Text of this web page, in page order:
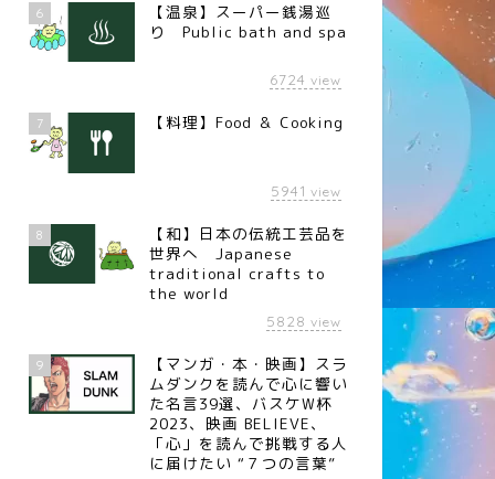
6
【温泉】スーパー銭湯巡
り Public bath and spa
6724 view
7 【料理】Food ＆ Cooking
5941 view
8
【和】日本の伝統工芸品を
世界へ Japanese
traditional crafts to
the world
5828 view
9
【マンガ・本・映画】スラ
ムダンクを読んで心に響い
た名言39選、バスケW杯
2023、映画 BELIEVE、
「心」を読んで挑戦する人
に届けたい “７つの言葉”